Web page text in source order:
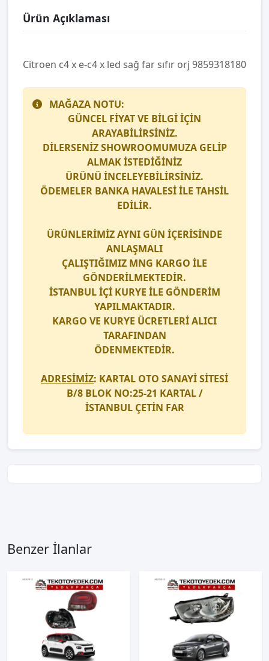
Ürün Açıklaması
Ci̇troen c4 x e-c4 x led sağ far sıfır orj 9859318180
MAĞAZA NOTU:
GÜNCEL FİYAT VE BİLGİ İÇİN
ARAYABİLİRSİNİZ.
DİLERSENİZ SHOWROOMUMUZA GELİP
ALMAK İSTEDİĞİNİZ
ÜRÜNÜ İNCELEYEBİLİRSİNİZ.
ÖDEMELER BANKA HAVALESİ İLE TAHSİL
EDİLİR.
ÜRÜNLERİMİZ AYNI GÜN İÇERİSİNDE
ANLAŞMALI
ÇALIŞTIĞIMIZ MNG KARGO İLE
GÖNDERİLMEKTEDİR.
İSTANBUL İÇİ KURYE İLE GÖNDERİM
YAPILMAKTADIR.
KARGO VE KURYE ÜCRETLERİ ALICI
TARAFINDAN
ÖDENMEKTEDİR.
ADRESİMİZ: KARTAL OTO SANAYİ SİTESİ
B/8 BLOK NO:25-21 KARTAL /
İSTANBUL ÇETİN FAR
Benzer İlanlar